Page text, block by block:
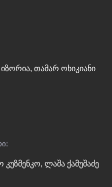
, თამარ ოხიკიანი
კუზმენკო, ლაშა ქამუშაძე